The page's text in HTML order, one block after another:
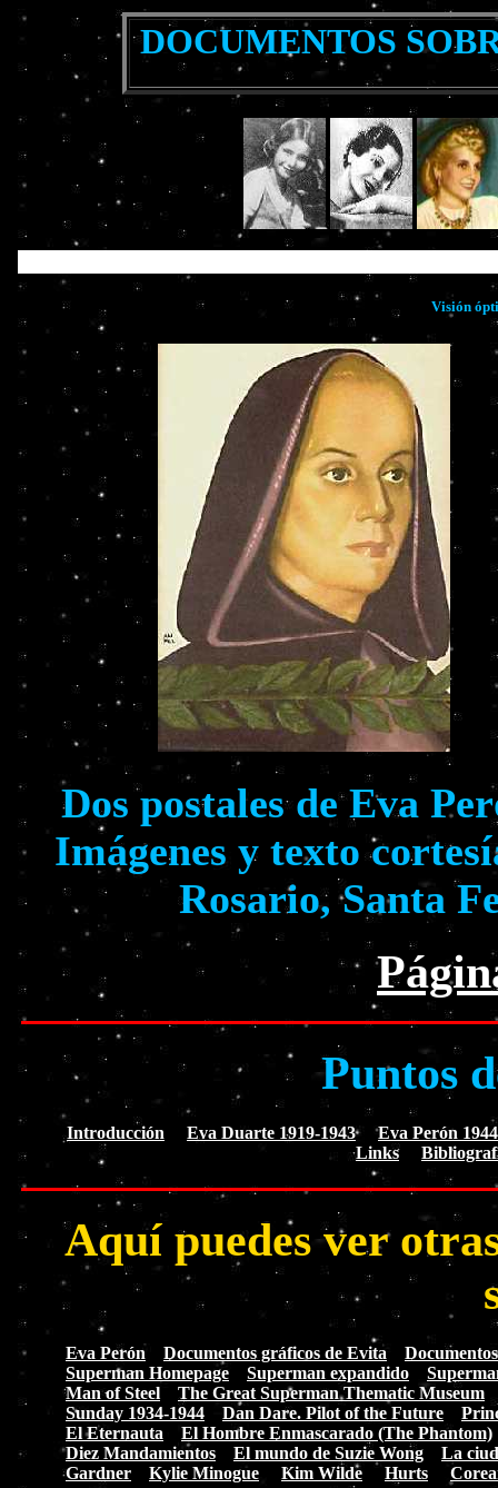
DOCUMENTOS
Visión
Dos postales de Eva
Imágenes y texto
Rosario, Santa
Puntos
Introducción Eva Duarte 1919-1943
Eva Perón
Links
Aquí puedes ver
Eva Perón Documentos gráficos de Evita
Superman Homepage
Superman expandido
Man of Steel
The Great Superman Thematic Museum
Sunday 1934-1944
Dan Dare. Pilot of the Future
El Eternauta
El Hombre Enmascarado (The Phantom)
Diez Mandamientos
El mundo de Suzie Wong
La
Gardner
Kylie Minogue Kim Wilde Hurts